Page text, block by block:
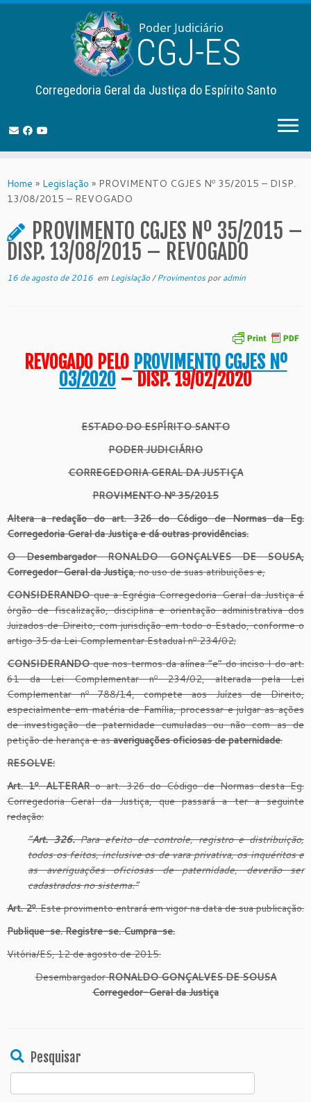
to
content
Corregedoria Geral da Justiça do Espírito Santo
Home » Legislação » PROVIMENTO CGJES Nº 35/2015 – DISP.
13/08/2015 – REVOGADO
PROVIMENTO CGJES Nº 35/2015 –
DISP. 13/08/2015 – REVOGADO
16 de agosto de 2016 em Legislação/Provimentosporadmin
REVOGADO PELO PROVIMENTO CGJES Nº
03/2020 – DISP. 19/02/2020
ESTADO DO ESPÍRITO SANTO
PODER JUDICIÁRIO
CORREGEDORIA GERAL DA JUSTIÇA
PROVIMENTO Nº 35/2015
Altera a redação do art. 326 do Código de Normas da Eg.
Corregedoria Geral da Justiça e dá outras providências.
O
Desembargador RONALDO GONÇALVES DE SOUSA,
Corregedor-Geral da Justiça, no uso de suas atribuições e,
CONSIDERANDOque a Egrégia Corregedoria-Geral da Justiça é
órgão de fiscalização, disciplina e orientação administrativa dos
Juizados de Direito, com jurisdição em todo o Estado, conforme o
artigo 35 da Lei Complementar Estadual nº 234/02;
CONSIDERANDOque nos termos da alínea “e” do inciso I do art.
61 da Lei Complementar nº 234/02, alterada pela Lei
Complementar nº 788/14, compete aos Juízes de Direito,
especialmente em matéria de Família, processar e julgar as ações
de investigação de paternidade cumuladas ou não com as de
petição de herança e asaveriguações oficiosas de paternidade.
RESOLVE:
Art. 1º.ALTERARo art. 326 do Código de Normas desta Eg.
Corregedoria-Geral da Justiça, que passará a ter a seguinte
redação:
“Art. 326.Para efeito de controle, registro e distribuição,
todos os feitos, inclusive os de vara privativa, os inquéritos e
as averiguações oficiosas de paternidade, deverão ser
cadastrados no sistema.”
Art. 2º. Este provimento entrará em vigor na data de sua publicação.
Publique-se. Registre-se. Cumpra-se.
Vitória/ES, 12 de agosto de 2015.
DesembargadorRONALDO GONÇALVES DE SOUSA
Corregedor-Geral da Justiça
Pesquisar
Search
for: